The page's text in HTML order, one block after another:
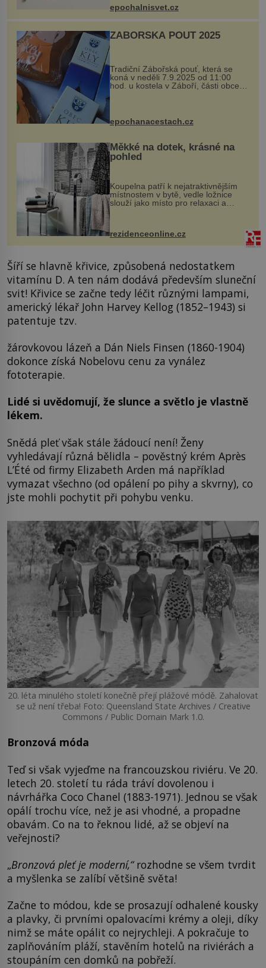
kovový...
epochalnisvet.cz
ZÁBOŘSKÁ POUŤ 2025
Tradiční Zábořská pouť, která se
koná v neděli 7.9.2025 od 11:00
hod. u kostela v Záboří, části obce
Kly u Mělníka. V programu naleznete
komentovanou prohlídku kostela,
epochanacestach.cz
Měkké na dotek, krásné na
pohled
Koupelna patří k nejatraktivnějším
místnostem v bytě, vedle ložnice
slouží jako místo pro relaxaci a
odpočinek. Koupelnový textil –
ručníky, osušky a koberečky –
mohou jako mávnutím kouzelného
proutku...
rezidenceonline.cz
Šíří se hlavně křivice, způsobená nedostatkem
vitamínu D. A ten nám dodává především sluneční
svit! Křivice se začne tedy léčit různými lampami,
americký lékař John Harvey Kellog (1852–1943) si
patentuje tzv.
žárovkovou lázeň a Dán Niels Finsen (1860-1904)
dokonce získá Nobelovu cenu za vynález
fototerapie.
Lidé si uvědomují, že slunce a světlo je vlastně
lékem.
Snědá pleť však stále žádoucí není! Ženy
vyhledávají různá bělidla – pověstný krém Après
L’Été od firmy Elizabeth Arden má například
vymazat všechno (od opálení po pihy a skvrny), co
jste mohli pochytit při pohybu venku.
20. léta minulého století konečně přejí plážové módě. Zahalovat
se už není třeba! Foto: Queensland State Archives / Creative
Commons / Public Domain Mark 1.0.
Bronzová móda
Teď si však vyjeďme na francouzskou riviéru. Ve 20.
letech 20. století tu ráda tráví dovolenou i
návrhářka Coco Chanel (1883-1971). Jednou se však
opálí trochu více, než je asi vhodné, a propadne
obavám. Co na to řeknou lidé, až se objeví na
veřejnosti?
„Bronzová pleť je moderní,“rozhodne se všem tvrdit
a myšlenka se zalíbí většině světa!
Začne to módou, kde se prosazují odhalené kousky
a plavky, či prvními opalovacími krémy a oleji, díky
nimž se máte opálit co nejrychleji. A pokračuje to
zaplňováním pláží, stavěním hotelů na riviérách a
stoupáním cen domků na pobřeží.